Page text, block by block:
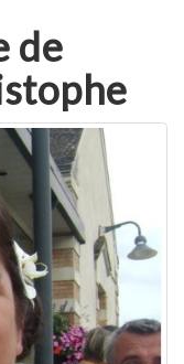
de